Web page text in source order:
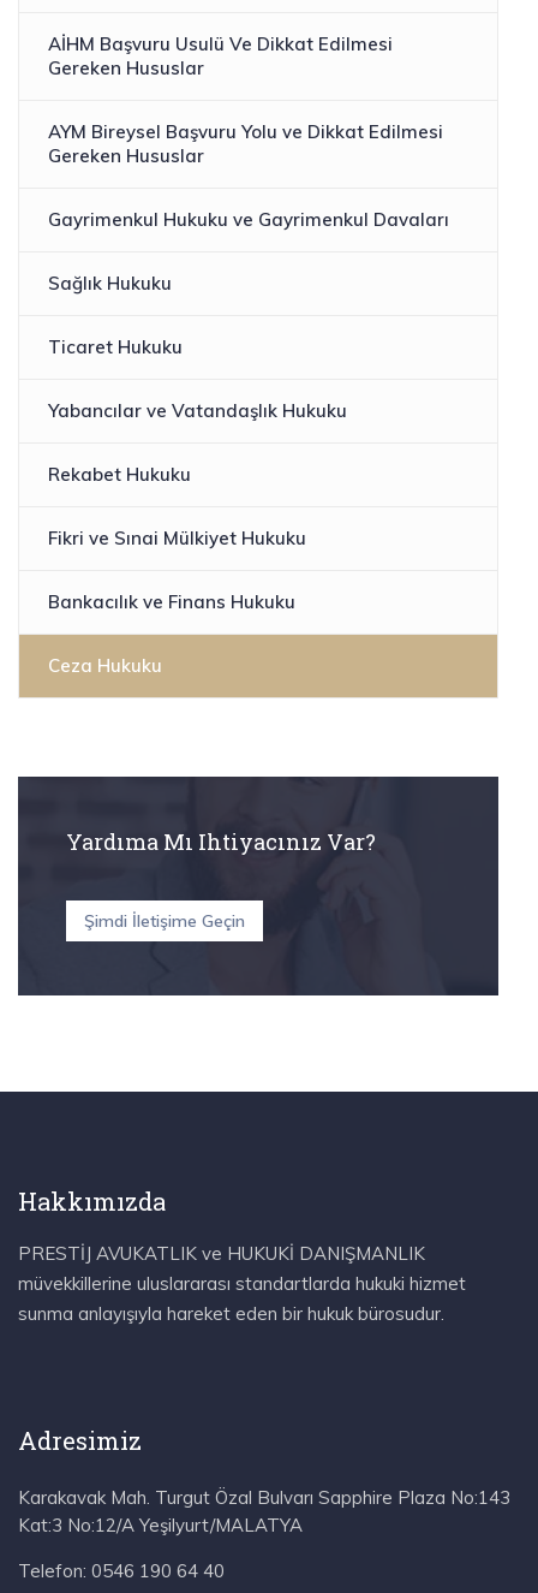
AİHM Başvuru Usulü Ve Dikkat Edilmesi
Gereken Hususlar
AYM Bireysel Başvuru Yolu ve Dikkat Edilmesi
Gereken Hususlar
Gayrimenkul Hukuku ve Gayrimenkul Davaları
Sağlık Hukuku
Ticaret Hukuku
Yabancılar ve Vatandaşlık Hukuku
Rekabet Hukuku​
Fikri ve Sınai Mülkiyet Hukuku
Bankacılık ve Finans Hukuku
Ceza Hukuku
Yardıma Mı Ihtiyacınız Var?
Şimdi İletişime Geçin
Hakkımızda
PRESTİJ AVUKATLIK ve HUKUKİ DANIŞMANLIK
müvekkillerine uluslararası standartlarda hukuki hizmet
sunma anlayışıyla hareket eden bir hukuk bürosudur.
Adresimiz
Karakavak Mah. Turgut Özal Bulvarı Sapphire Plaza No:143
Kat:3 No:12/A Yeşilyurt/MALATYA
Telefon: 0546 190 64 40